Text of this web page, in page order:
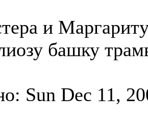
и
башку
Sun Dec 11,